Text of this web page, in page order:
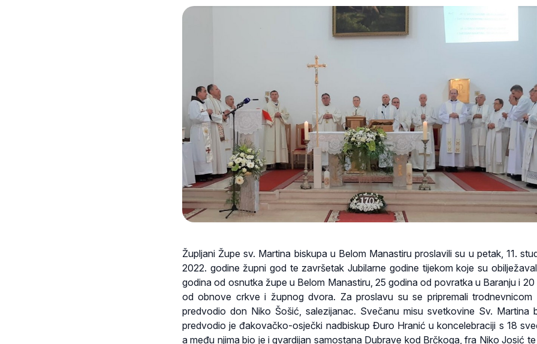
Župljani Župe sv. Martina biskupa u Belom Manastiru proslavili su u petak, 11.
2022. godine župni god te završetak Jubilarne godine tijekom koje su
godina od osnutka župe u Belom Manastiru, 25 godina od povratka u Baranju i 20
od obnove crkve i župnog dvora. Za proslavu su se pripremali trodnevnicom
predvodio don Niko Šošić, salezijanac. Svečanu misu svetkovine Sv. Martina
predvodio je đakovačko-osječki nadbiskup Đuro Hranić u koncelebraciji s 18
a među njima bio je i gvardijan samostana Dubrave kod Brčkoga, fra Niko Josić